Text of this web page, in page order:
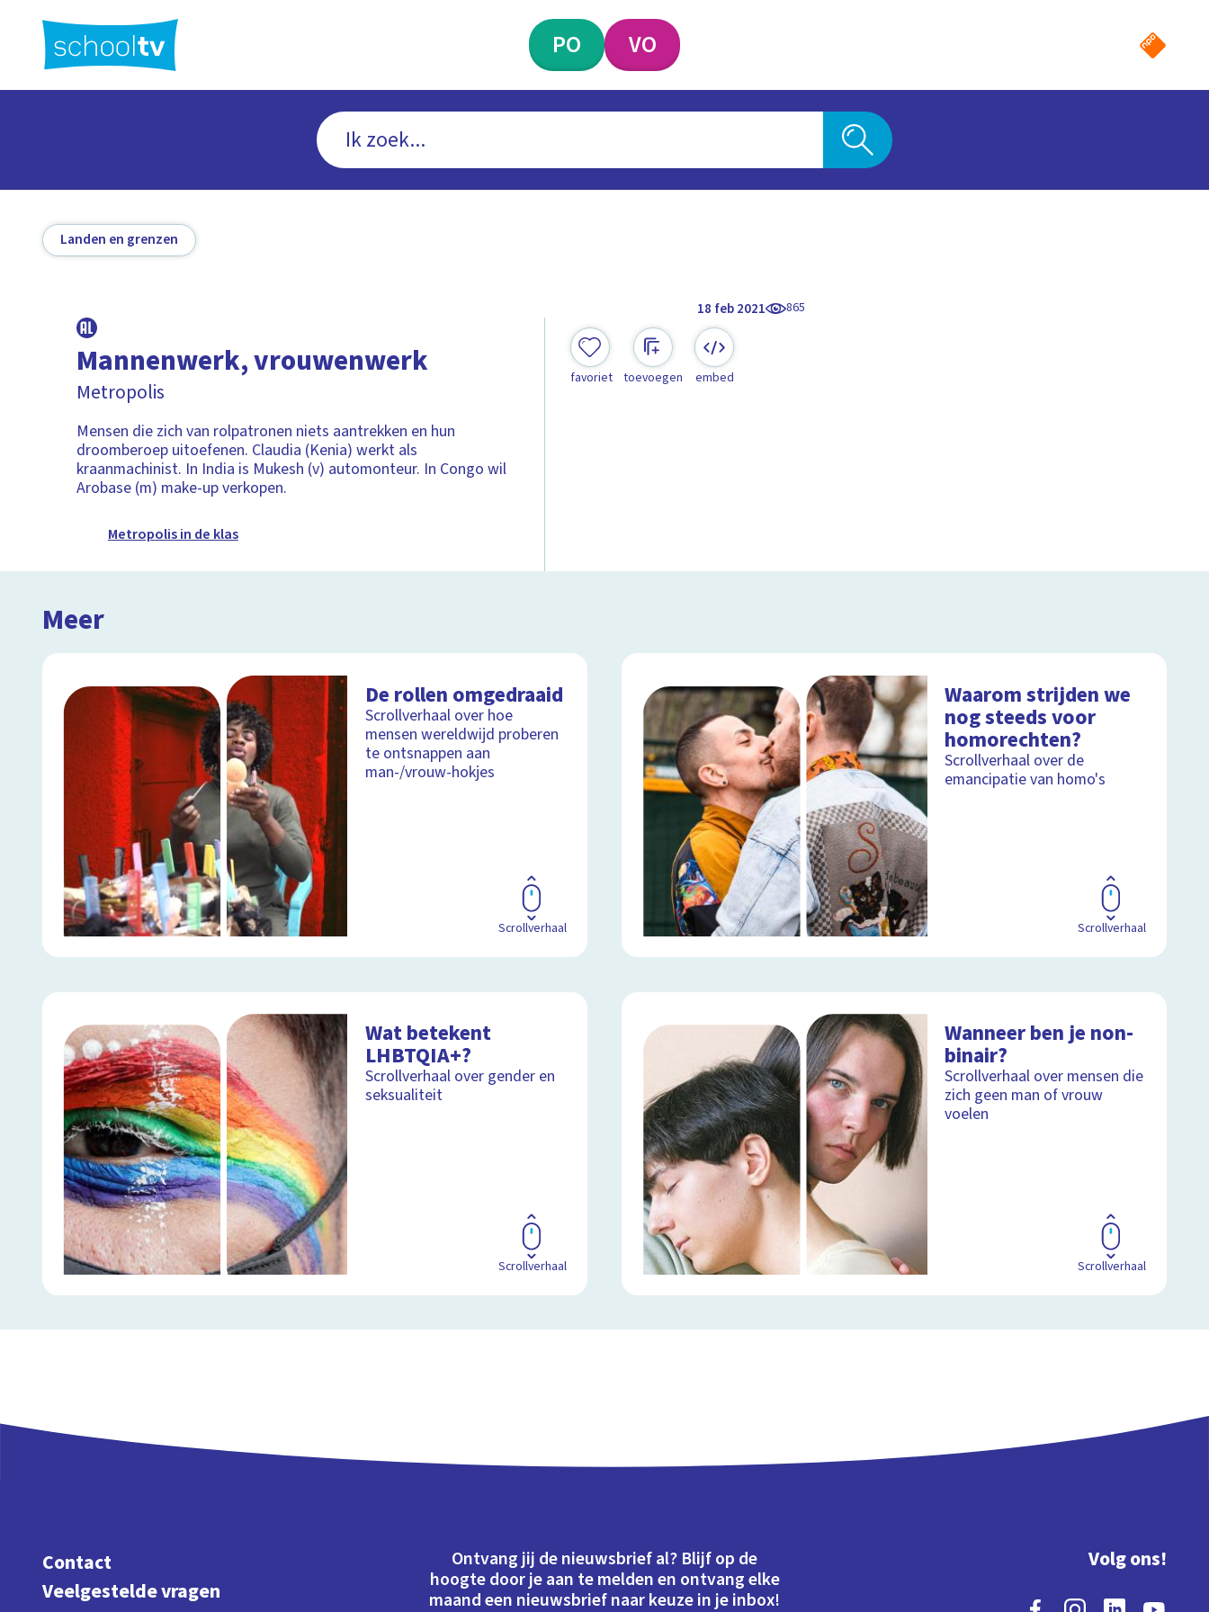
hoofdinhoud
PO VO
Landen en grenzen
18 feb 2021 865
Mannenwerk, vrouwenwerk
Metropolis
Mensen die zich van rolpatronen niets aantrekken en hun
droomberoep uitoefenen. Claudia (Kenia) werkt als
kraanmachinist. In India is Mukesh (v) automonteur. In Congo wil
Arobase (m) make-up verkopen.
Metropolis in de klas
favoriet toevoegen embed
Meer
De rollen omgedraaid
Scrollverhaal over hoe
mensen wereldwijd proberen
te ontsnappen aan
man-/vrouw-hokjes
Scrollverhaal
Waarom strijden we
nog steeds voor
homorechten?
Scrollverhaal over de
emancipatie van homo's
Scrollverhaal
Wat betekent
LHBTQIA+?
Scrollverhaal over gender en
seksualiteit
Scrollverhaal
Wanneer ben je non-
binair?
Scrollverhaal over mensen die
zich geen man of vrouw
voelen
Scrollverhaal
Contact
Veelgestelde vragen
Ontvang jij de nieuwsbrief al? Blijf op de
hoogte door je aan te melden en ontvang elke
maand een nieuwsbrief naar keuze in je inbox!
Volg ons!